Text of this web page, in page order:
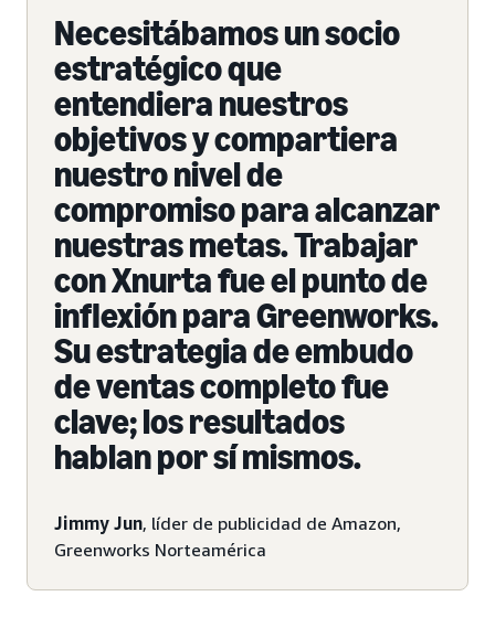
Necesitábamos un socio
estratégico que
entendiera nuestros
objetivos y compartiera
nuestro nivel de
compromiso para alcanzar
nuestras metas. Trabajar
con Xnurta fue el punto de
inflexión para Greenworks.
Su estrategia de embudo
de ventas completo fue
clave; los resultados
hablan por sí mismos.
Jimmy Jun, líder de publicidad de Amazon,
Greenworks Norteamérica